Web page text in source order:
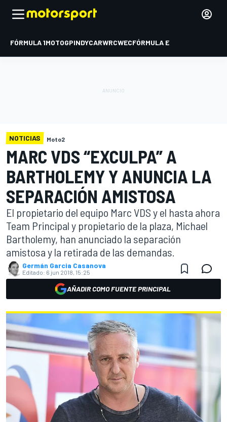
FÓRMULA 1MOTOGPINDYCARWRCWECFÓRMULA E
NOTICIAS Moto2
MARC VDS “EXCULPA” A
BARTHOLEMY Y ANUNCIA LA
SEPARACIÓN AMISTOSA
El propietario del equipo Marc VDS y el hasta ahora
Team Principal y propietario de la plaza, Michael
Bartholemy, han anunciado la separación
amistosa y la retirada de las demandas.
Germán Garcia Casanova
Editado: 6 jun 2018, 15:25
AÑADIR COMO FUENTE PRINCIPAL